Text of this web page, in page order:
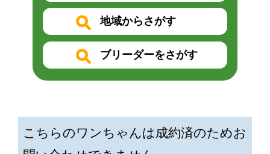
地域からさがす
ブリーダーをさがす
こちらのワンちゃんは成約済のためお